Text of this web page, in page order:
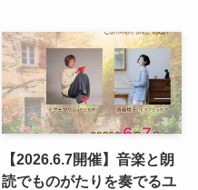
【2026.6.7開催】音楽と朗
読でものがたりを奏でるユ